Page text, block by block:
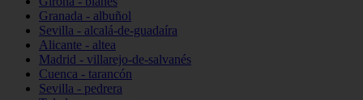
Granada - albuñol
Sevilla - alcalá-de-guadaíra
Alicante - altea
Madrid - villarejo-de-salvanés
Cuenca - tarancón
Sevilla - pedrera